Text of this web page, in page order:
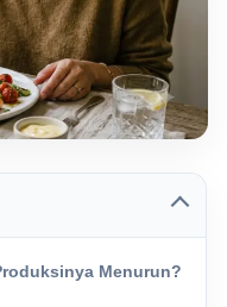
Menurun?